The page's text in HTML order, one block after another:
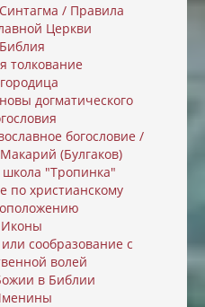
/ Правила
Церкви
Библия
толкование
догматического
богословие /
(Булгаков)
школа "Тропинка"
по христианскому
Иконы
cообразование с
волей
в Библии